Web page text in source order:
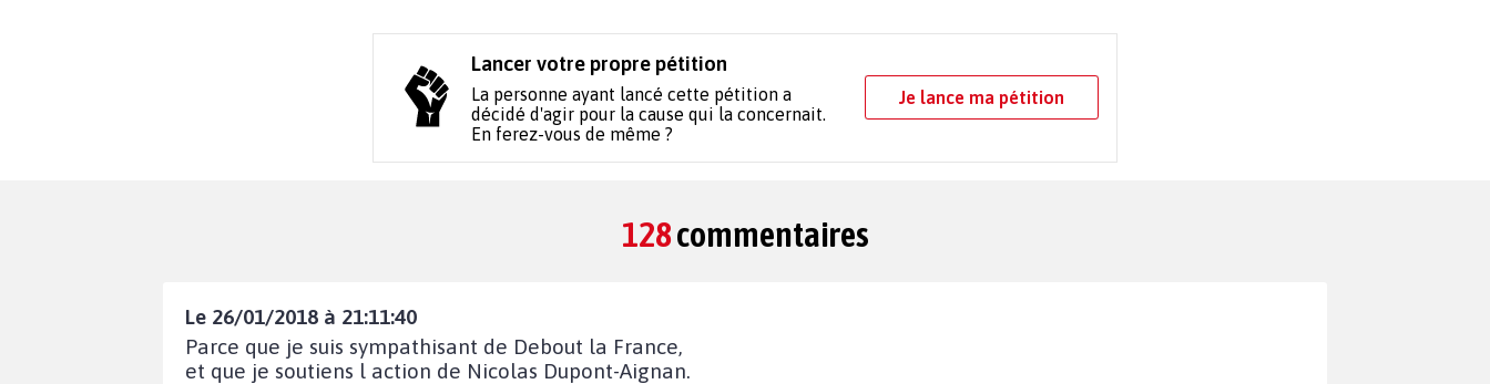
Lancer votre propre pétition
La personne ayant lancé cette pétition a
décidé d'agir pour la cause qui la concernait.
En ferez-vous de même ?
Je lance ma pétition
128commentaires
Le 26/01/2018 à 21:11:40
Parce que je suis sympathisant de Debout la France,
et que je soutiens l action de Nicolas Dupont-Aignan.